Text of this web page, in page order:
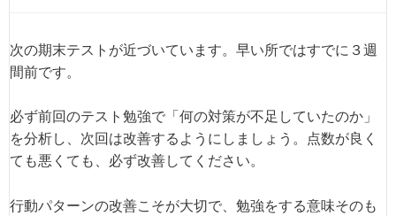
次の期末テストが近づいています。早い所ではすでに３週
間前です。
必ず前回のテスト勉強で「何の対策が不足していたのか」
を分析し、次回は改善するようにしましょう。点数が良く
ても悪くても、必ず改善してください。
行動パターンの改善こそが大切で、勉強をする意味そのも